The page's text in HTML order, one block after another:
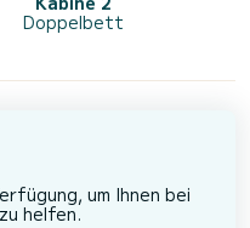
Doppelbett
um Ihnen bei
helfen.